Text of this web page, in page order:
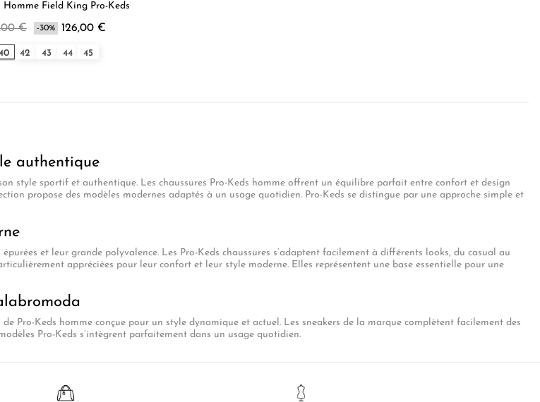
Sneakers Homme Field King Pro-Keds
€ -30% 126,00 €
42 43 44 45
authentique
style sportif et authentique. Les chaussures Pro-Keds homme offrent un équilibre parfait entre confort et design
propose des modèles modernes adaptés à un usage quotidien. Pro-Keds se distingue par une approche simple et
et leur grande polyvalence. Les Pro-Keds chaussures s’adaptent facilement à différents looks, du casual au
appréciées pour leur confort et leur style moderne. Elles représentent une base essentielle pour une
Pro-Keds homme conçue pour un style dynamique et actuel. Les sneakers de la marque complètent facilement des
Pro-Keds s’intègrent parfaitement dans un usage quotidien.